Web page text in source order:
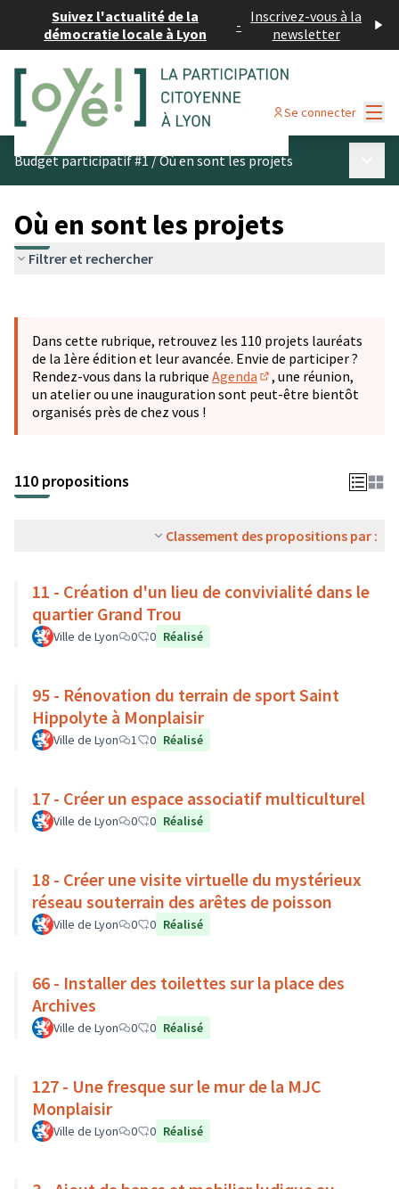
Suivez l'actualité de la
démocratie locale à Lyon
- Inscrivez-vous à la
newsletter
Se connecter
Budget participatif #1/Où en sont les projets
Où en sont les projets
Filtrer et rechercher
−
Dans cette rubrique, retrouvez les 110 projets lauréats
de la 1ère édition et leur avancée. Envie de participer ?
Rendez-vous dans la rubrique Agenda
(S'ouvre dans un
, une réunion,
un atelier ou une inauguration sont peut-être bientôt
organisés près de chez vous !
110 propositions
Classement des propositions par :
11 - Création d'un lieu de convivialité dans le
quartier Grand Trou
Ville de Lyon 0 0 Réalisé
95 - Rénovation du terrain de sport Saint
Hippolyte à Monplaisir
Ville de Lyon 1 0 Réalisé
17 - Créer un espace associatif multiculturel
Ville de Lyon 0 0 Réalisé
18 - Créer une visite virtuelle du mystérieux
réseau souterrain des arêtes de poisson
Ville de Lyon 0 0 Réalisé
66 - Installer des toilettes sur la place des
Archives
Ville de Lyon 0 0 Réalisé
127 - Une fresque sur le mur de la MJC
Monplaisir
Ville de Lyon 0 0 Réalisé